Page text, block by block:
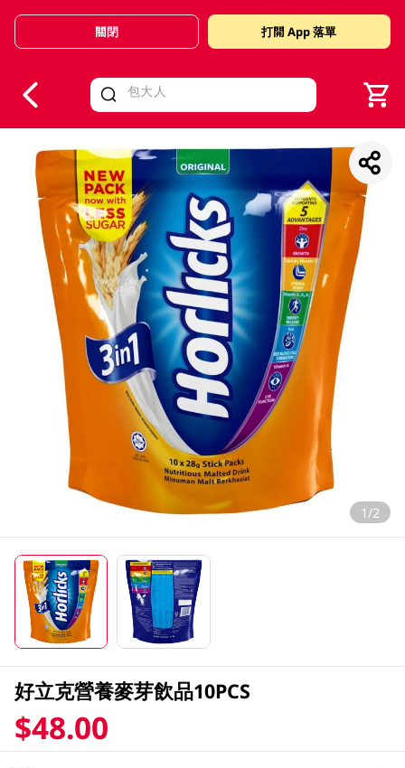
Valid Until 30 June 2026
關閉 打開 App 落單
1/2
好立克營養麥芽飲品10PCS
$48.00